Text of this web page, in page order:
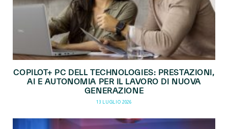
COPILOT+ PC DELL TECHNOLOGIES: PRESTAZIONI,
AI E AUTONOMIA PER IL LAVORO DI NUOVA
GENERAZIONE
13 LUGLIO 2026